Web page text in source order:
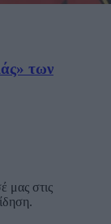
των
μας στις